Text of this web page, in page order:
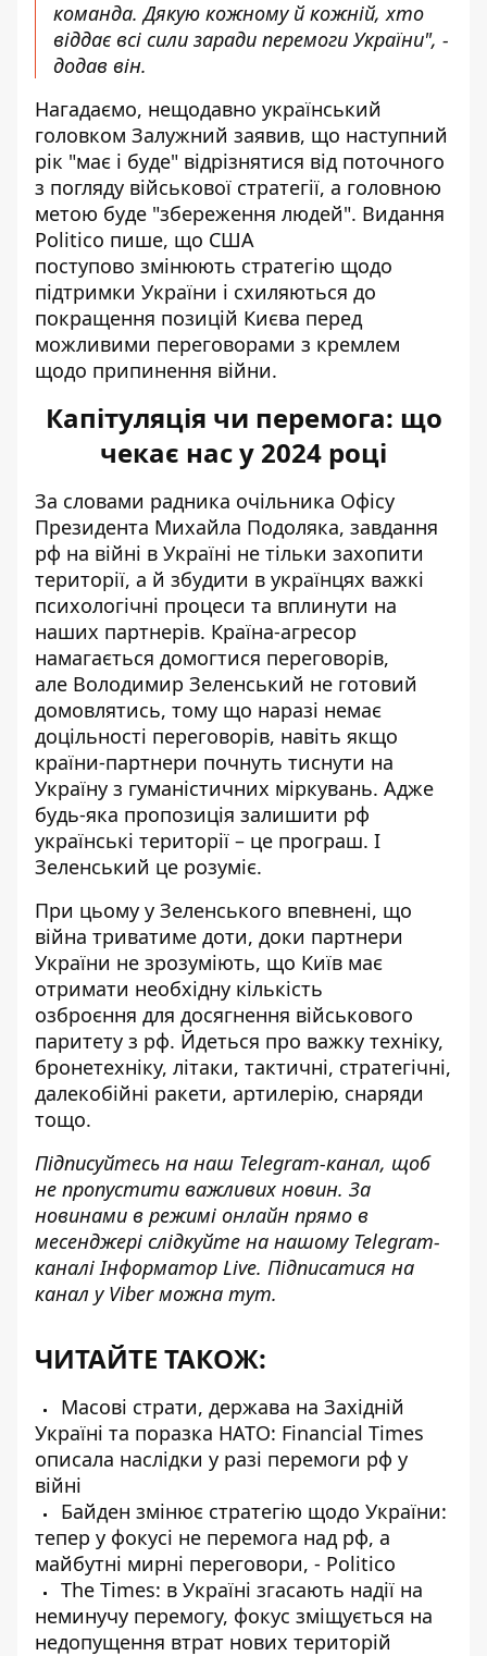
команда. Дякую кожному й кожній, хто
віддає всі сили заради перемоги України", -
додав він.
Нагадаємо, нещодавно український
головком Залужний заявив, що наступний
рік "має і буде" відрізнятися від поточного
з погляду військової стратегії, а головною
метою буде "збереження людей". Видання
Politico пише, що США
поступово змінюють стратегію щодо
підтримки України і схиляються до
покращення позицій Києва перед
можливими переговорами з кремлем
щодо припинення війни.
Капітуляція чи перемога: що
чекає нас у 2024 році
За словами радника очільника Офісу
Президента Михайла Подоляка, завдання
рф на війні в Україні не тільки захопити
території, а й збудити в українцях важкі
психологічні процеси та вплинути на
наших партнерів. Країна-агресор
намагається домогтися переговорів,
але Володимир Зеленський не готовий
домовлятись, тому що наразі немає
доцільності переговорів, навіть якщо
країни-партнери почнуть тиснути на
Україну з гуманістичних міркувань. Адже
будь-яка пропозиція залишити рф
українські території – це програш. І
Зеленський це розуміє.
При цьому у Зеленського впевнені, що
війна триватиме доти, доки партнери
України не зрозуміють, що Київ має
отримати необхідну кількість
озброєння для досягнення військового
паритету з рф. Йдеться про важку техніку,
бронетехніку, літаки, тактичні, стратегічні,
далекобійні ракети, артилерію, снаряди
тощо.
Підписуйтесь на наш Telegram-канал, щоб
не пропустити важливих новин. За
новинами в режимі онлайн прямо в
месенджері слідкуйте на нашому Telegram-
каналіІнформатор Live. Підписатися на
канал у Viber можна тут.
ЧИТАЙТЕ ТАКОЖ:
Масові страти, держава на Західній
Україні та поразка НАТО: Financial Times
описала наслідки у разі перемоги рф у
війні
Байден змінює стратегію щодо України:
тепер у фокусі не перемога над рф, а
майбутні мирні переговори, - Politico
The Times: в Україні згасають надії на
неминучу перемогу, фокус зміщується на
недопущення втрат нових територій